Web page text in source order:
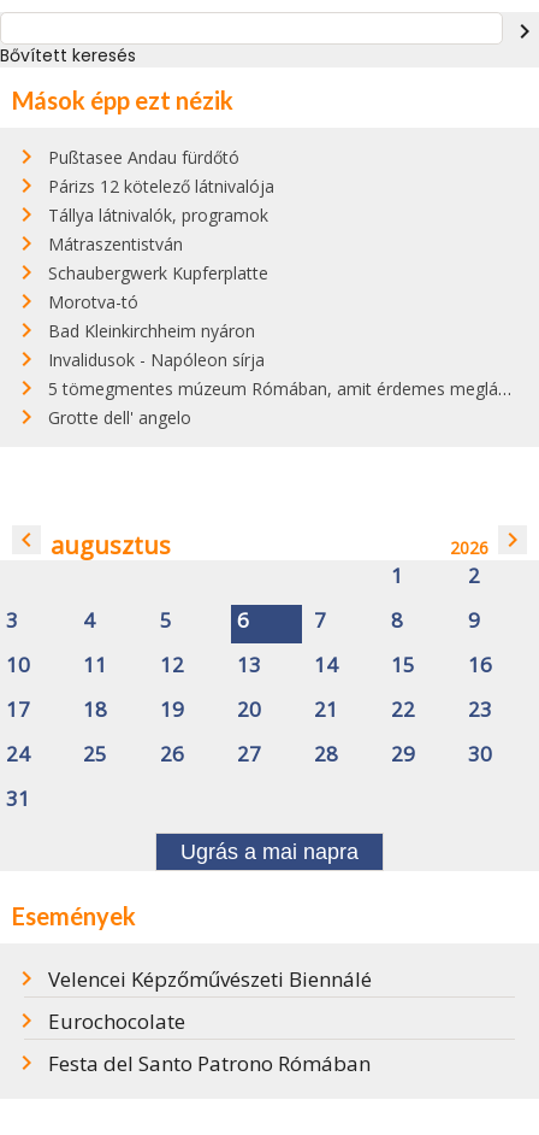
navigate_next
Bővített keresés
Mások épp ezt nézik
Pußtasee Andau fürdőtó
Párizs 12 kötelező látnivalója
Tállya látnivalók, programok
Mátraszentistván
Schaubergwerk Kupferplatte
Morotva-tó
Bad Kleinkirchheim nyáron
Invalidusok - Napóleon sírja
5 tömegmentes múzeum Rómában, amit érdemes meglátogatni
Grotte dell' angelo
navigate_before augusztus 2026 navigate_next
1
2
3
4 5 6 7 8
9
10
11 12 13 14 15
16
17
18 19 20 21 22
23
24
25 26 27 28 29
30
31
Ugrás a mai napra
Események
Velencei Képzőművészeti Biennálé
Eurochocolate
Festa del Santo Patrono Rómában